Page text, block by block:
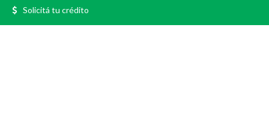
Solicitá tu crédito